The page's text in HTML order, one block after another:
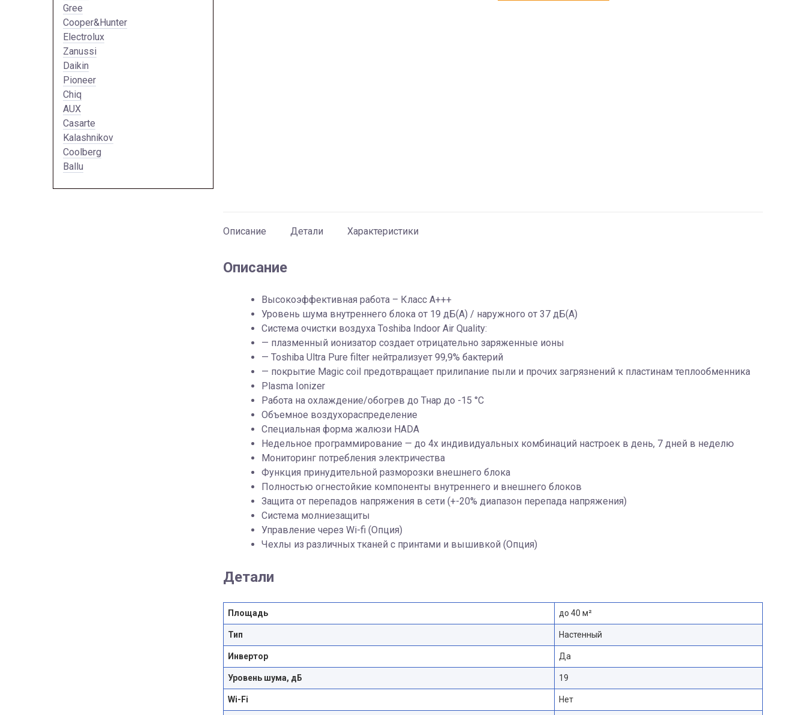
Описание Детали Характеристики
Описание
Высокоэффективная работа – Класс А+++
Уровень шума внутреннего блока от 19 дБ(А) / наружного от 37 дБ(А)
Cистема очистки воздуха Toshiba Indoor Air Quality:
— плазменный ионизатор создает отрицательно заряженные ионы
— Toshiba Ultra Pure filter нейтрализует 99,9% бактерий
— покрытие Magic coil предотвращает прилипание пыли и прочих загрязнений к пластинам теплообменника
Plasma Ionizer
Работа на охлаждение/обогрев до Тнар до -15 °С
Объемное воздухораспределение
Cпециальная форма жалюзи HADA
Недельное программирование — до 4х индивидуальных комбинаций настроек в день, 7 дней в неделю
Мониторинг потребления электричества
Функция принудительной разморозки внешнего блока
Полностью огнестойкие компоненты внутреннего и внешнего блоков
Защита от перепадов напряжения в сети (+-20% диапазон перепада напряжения)
Система молниезащиты
Управление через Wi-fi (Опция)
Чехлы из различных тканей с принтами и вышивкой (Опция)
Детали
Площадь до 40 м²
Тип Настенный
Инвертор Да
Уровень шума, дБ 19
Wi-Fi Нет
Gree
Cooper&Hunter
Electrolux
Zanussi
Daikin
Pioneer
Chiq
AUX
Casarte
Kalashnikov
Coolberg
Ballu